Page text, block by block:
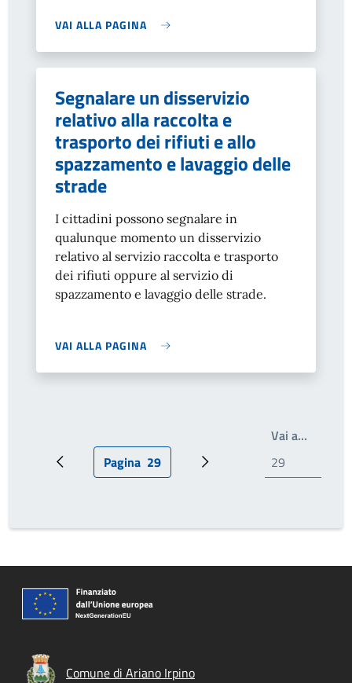
VAI ALLA PAGINA
Segnalare un disservizio
relativo alla raccolta e
trasporto dei rifiuti e allo
spazzamento e lavaggio delle
strade
I cittadini possono segnalare in
qualunque momento un disservizio
relativo al servizio raccolta e trasporto
dei rifiuti oppure al servizio di
spazzamento e lavaggio delle strade.
VAI ALLA PAGINA
Pagina precedentePagina attuale
Pagina 29 Prossima pagina
Vai a…Write
Comune di Ariano Irpino